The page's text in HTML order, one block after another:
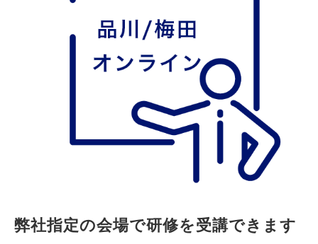
弊社指定の会場で研修を受講できます